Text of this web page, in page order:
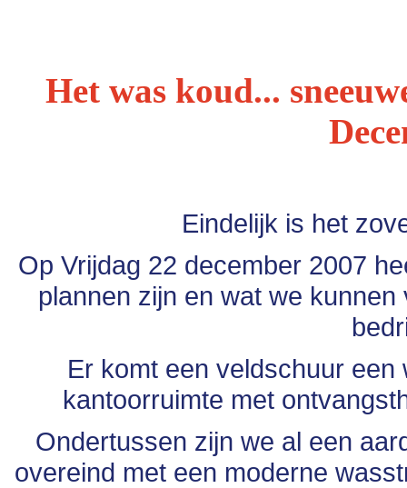
Het was koud...
Eindelijk is het
Op Vrijdag 22 december 2007
plannen zijn en wat we
Er komt een veldschuur
kantoorruimte met
Ondertussen zijn we al een
overeind met een moderne